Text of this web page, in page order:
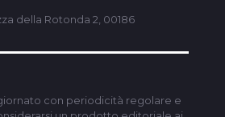
della Rotonda 2, 00186
con periodicità regolare e